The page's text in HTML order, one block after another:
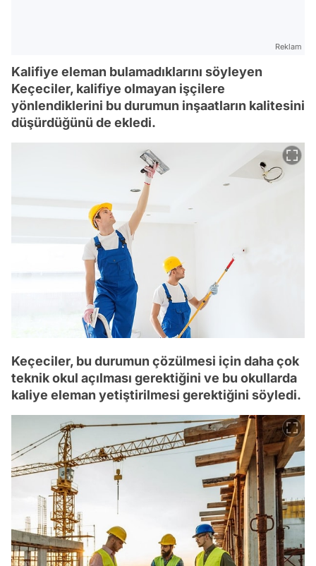
Reklam
Kalifiye eleman bulamadıklarını söyleyen
Keçeciler, kalifiye olmayan işçilere
yönlendiklerini bu durumun inşaatların kalitesini
düşürdüğünü de ekledi.
Keçeciler, bu durumun çözülmesi için daha çok
teknik okul açılması gerektiğini ve bu okullarda
kaliye eleman yetiştirilmesi gerektiğini söyledi.